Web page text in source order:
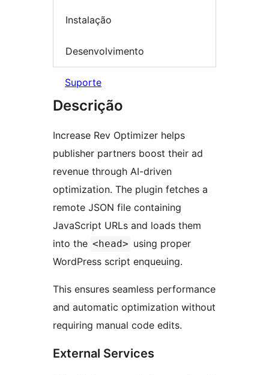
Instalação
Desenvolvimento
Suporte
Descrição
Increase Rev Optimizer helps
publisher partners boost their ad
revenue through AI-driven
optimization. The plugin fetches a
remote JSON file containing
JavaScript URLs and loads them
into the <head> using proper
WordPress script enqueuing.
This ensures seamless performance
and automatic optimization without
requiring manual code edits.
External Services